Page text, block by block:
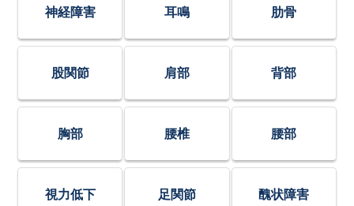
神経障害 耳鳴 肋骨
股関節 肩部 背部
胸部 腰椎 腰部
視力低下 足関節 醜状障害